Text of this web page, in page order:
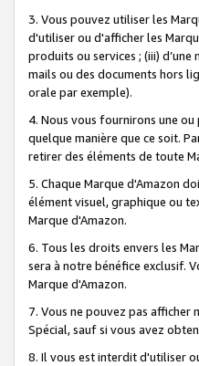
3. Vous pouvez utiliser les
d'utiliser ou d'afficher les
produits ou services ; (iii)
mails ou des documents hors
orale par exemple).
4. Nous vous fournirons une
quelque manière que ce soit.
retirer des éléments de toute
5. Chaque Marque d'Amazon
élément visuel, graphique ou
Marque d'Amazon.
6. Tous les droits envers les
sera à notre bénéfice exclusif.
Marque d'Amazon.
7. Vous ne pouvez pas afficher
Spécial, sauf si vous avez
8. Il vous est interdit d'utiliser